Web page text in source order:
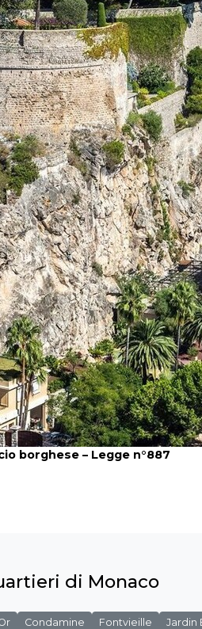
borghese – Legge n°887
di Monaco
Condamine Fontvieille
Jardin